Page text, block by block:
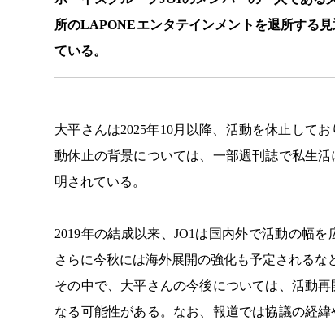
所のLAPONEエンタテインメントを退所する
ている。
大平さんは2025年10月以降、活動を休止して
動休止の背景については、一部週刊誌で私生
明されている。
2019年の結成以来、JO1は国内外で活動の幅
さらに今秋には海外展開の強化も予定されるな
その中で、大平さんの今後については、活動
なる可能性がある。なお、報道では協議の経